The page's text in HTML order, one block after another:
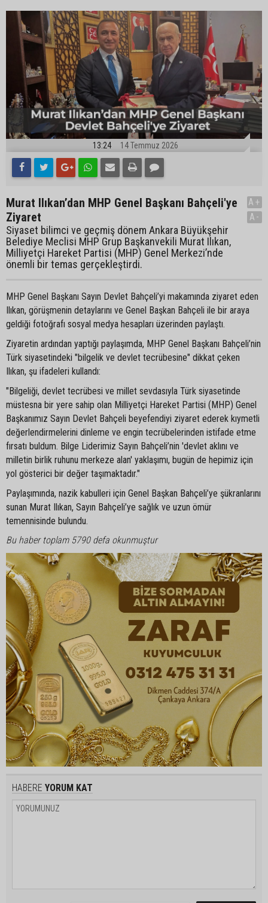
13:24 14 Temmuz 2026
Murat Ilıkan’dan MHP Genel Başkanı Bahçeli'ye
Ziyaret
Siyaset bilimci ve geçmiş dönem Ankara Büyükşehir
Belediye Meclisi MHP Grup Başkanvekili Murat Ilıkan,
Milliyetçi Hareket Partisi (MHP) Genel Merkezi’nde
önemli bir temas gerçekleştirdi.
A+
A-
MHP Genel Başkanı Sayın Devlet Bahçeli’yi makamında ziyaret eden
Ilıkan, görüşmenin detaylarını ve Genel Başkan Bahçeli ile bir araya
geldiği fotoğrafı sosyal medya hesapları üzerinden paylaştı.
Ziyaretin ardından yaptığı paylaşımda, MHP Genel Başkanı Bahçeli’nin
Türk siyasetindeki "bilgelik ve devlet tecrübesine" dikkat çeken
Ilıkan, şu ifadeleri kullandı:
"Bilgeliği, devlet tecrübesi ve millet sevdasıyla Türk siyasetinde
müstesna bir yere sahip olan Milliyetçi Hareket Partisi (MHP) Genel
Başkanımız Sayın Devlet Bahçeli beyefendiyi ziyaret ederek kıymetli
değerlendirmelerini dinleme ve engin tecrübelerinden istifade etme
fırsatı buldum. Bilge Liderimiz Sayın Bahçeli’nin 'devlet aklını ve
milletin birlik ruhunu merkeze alan' yaklaşımı, bugün de hepimiz için
yol gösterici bir değer taşımaktadır."
Paylaşımında, nazik kabulleri için Genel Başkan Bahçeli’ye şükranlarını
sunan Murat Ilıkan, Sayın Bahçeli’ye sağlık ve uzun ömür
temennisinde bulundu.
Bu haber toplam 5790 defa okunmuştur
HABERE YORUM KAT